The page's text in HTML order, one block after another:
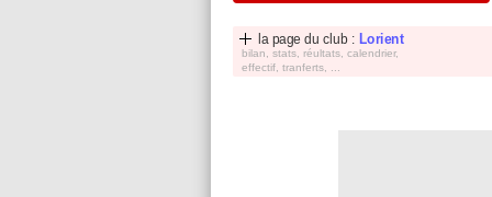
la page du club : Lorient
bilan, stats, réultats, calendrier,
effectif, tranferts, ...